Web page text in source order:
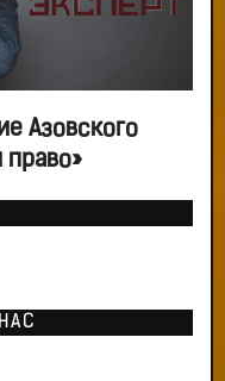
Азовского
право»